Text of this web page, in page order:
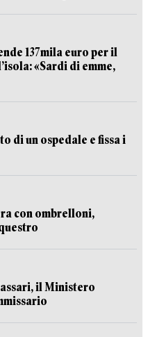
137mila euro per il
«Sardi di emme,
di un ospedale e fissa i
con ombrelloni,
il Ministero